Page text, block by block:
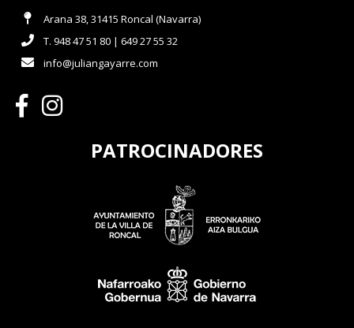
Arana 38, 31415 Roncal (Navarra)
T. 948 47 51 80 | 649 27 55 32
info@juliangayarre.com
PATROCINADORES